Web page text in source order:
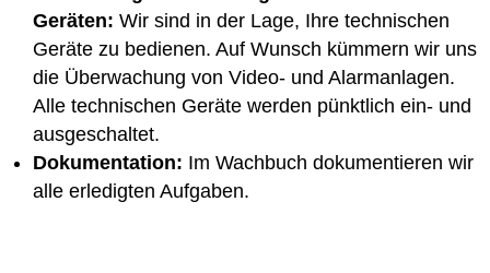
Geräten: Wir sind in der Lage, Ihre technischen
Geräte zu bedienen. Auf Wunsch kümmern wir uns
die Überwachung von Video- und Alarmanlagen.
Alle technischen Geräte werden pünktlich ein- und
ausgeschaltet.
Dokumentation: Im Wachbuch dokumentieren wir
alle erledigten Aufgaben.